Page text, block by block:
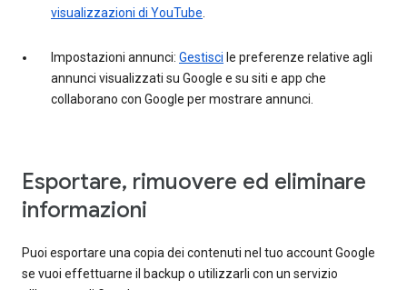
visualizzazioni di YouTube
Impostazioni annunci: Gestisci le preferenze relative agli
annunci visualizzati su Google e su siti e app che
collaborano con Google per mostrare annunci.
Esportare, rimuovere ed eliminare
informazioni
Puoi esportare una copia dei contenuti nel tuo account Google
se vuoi effettuarne il backup o utilizzarli con un servizio